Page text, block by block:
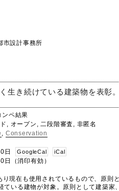
市設計事務所
生き続けている建築物を表彰
ンペ結果
, オープン, 二段階審査, 非匿名
, Conservation
日 GoogleCal iCal
（消印有効）
り現在も使用されているもので、原則
ている建物が対象。原則として建築家